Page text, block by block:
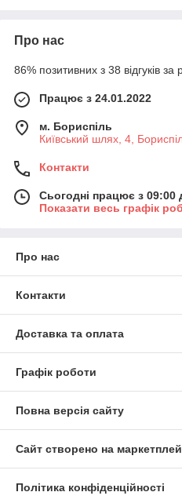
важливо, щоб на столі стояли
приготування їжі. Ми вибрали
високу репутацію в багатьох
представлено безліч стилів, які
естетичним та затишним.
Ми цінуємо кожного клієнта та
Грамотні менеджери завжди
виборі та оформленні
обслуговування – це наша
продукцію. Гарантія від
продукція має сертифікати.
Про нас
86% позитивних з 38 відгуків за
Працює з 24.01.2022
м. Бориспіль
Київський шлях, 4,
Контакти
Сьогодні працює з 09:00
Показати весь графік
Про нас
Контакти
Доставка та оплата
Графік роботи
Повна версія сайту
Сайт створено на
Політика конфіденційності